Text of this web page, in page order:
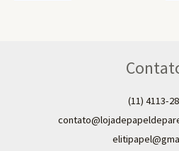
(11) 4113-